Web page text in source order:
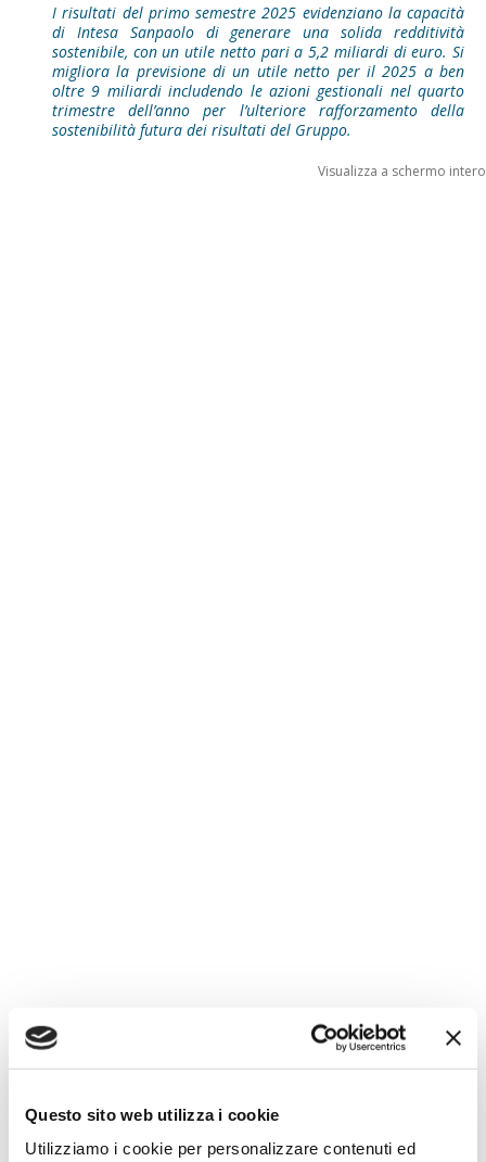
Questo sito web utilizza i cookie
Utilizziamo i cookie per personalizzare contenuti ed
I risultati del primo semestre 2025 evidenziano la capacità
di Intesa Sanpaolo di generare una solida redditività
sostenibile, con un utile netto pari a 5,2 miliardi di euro. Si
migliora la previsione di un utile netto per il 2025 a ben
oltre 9 miliardi includendo le azioni gestionali nel quarto
trimestre dell’anno per l’ulteriore rafforzamento della
sostenibilità futura dei risultati del Gruppo.
Visualizza a schermo intero